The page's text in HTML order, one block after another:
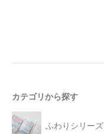
カテゴリから探す
ふわりシリーズ